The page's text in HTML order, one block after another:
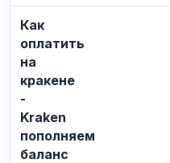
not
detailed
at
all,
someone
it
useful.
leavi…
Как
оплатить
на
кракене
-
Kraken
пополняем
баланс